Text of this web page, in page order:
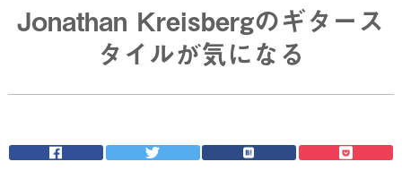
Jonathan Kreisbergのギタース
タイルが気になる